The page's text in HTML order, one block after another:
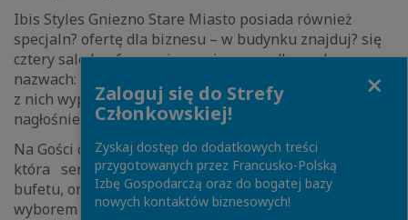
Ibis Styles Gniezno Stare Miasto posiada również
specjaln? ofertę dla biznesu – w budynku znajduj? się
cztery sale konferencyjne o nieprzypadkowych
nazwach: Ksi?żęce Ogrody, Lech, Czech oraz Rus. Każda
z nich wyposażona jest w nowoczesny sprzęt,
nagłośnienie oraz telewizor multimedialny.
Na Gości czekaj? również oferty restauracji Pietrak,
która serwuje śniadania w formie szwedzkiego
bufetu, oraz czynnego cał? dobę Lobby Baru z bogatym
wyborem przek?sek i napojów.
Zaloguj się do Strefy
Członkowskiej!
Zyskaj dostęp do dodatkowych treści
przygotowanych przez Francusko-Polską
Izbę Gospodarczą oraz do bogatej bazy
nowych kontaktów biznesowych!